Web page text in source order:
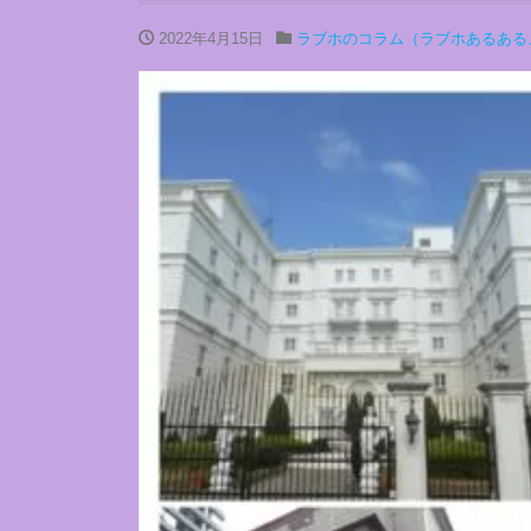
2022年4月15日 ラブホのコラム（ラブホあるあ